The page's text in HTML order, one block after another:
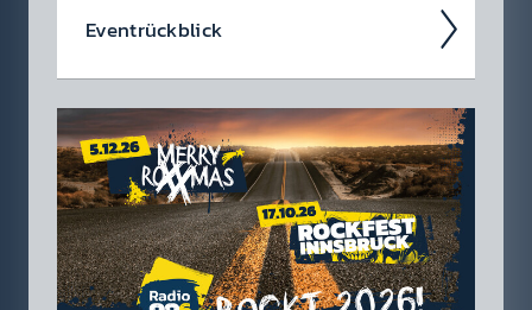
Event­rück­blick
Wir blicken auf coole 88.6 Events zurück.